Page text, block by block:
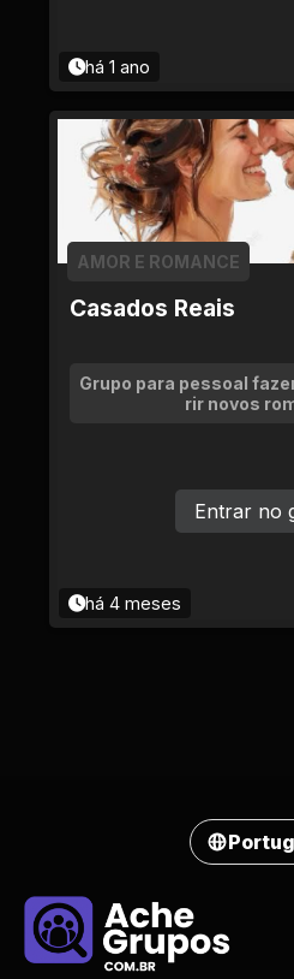
há 1 ano
Casados Reais
AMOR E ROMANCE
Grupo para pessoal
rir novos
há 4 meses
Entrar no